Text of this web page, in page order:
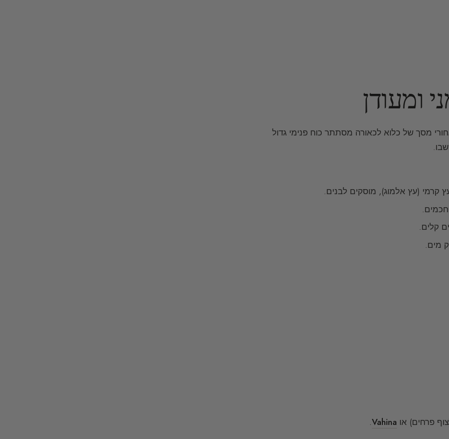
ומעודן
מסך של כלוא לכאורה מסתתר כוח פנימי גדול
קרמי (עץ אלמוג), מוסקים לבנים.
קלים.
מים.
פרחים) או Vahina
.